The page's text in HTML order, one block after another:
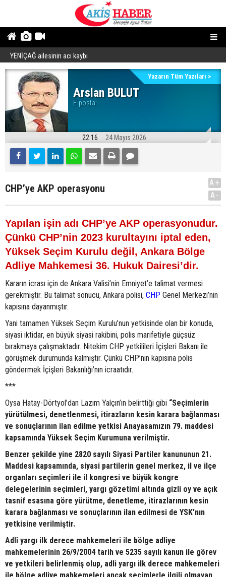
Fenerbahçe, Sturm Graz'ı iki golle yıktı!
YENİÇAĞ ailesinin acı kaybı
Arslan BULUT
E-posta:
Yazarın Tüm Yazıları >
22:16 24 Mayıs 2026
CHP’ye AKP operasyonu
A+
A-
Yapılan işin adı CHP’ye AKP operasyonudur.
Çünkü CHP’nin 2023 kurultayını iptal eden,
Yüksek Seçim Kurulu değil, Ankara Bölge
Adliye Mahkemesi 36. Hukuk Dairesi’dir.
Kararın icrası için de Ankara Valisi’nin Emniyet’e talimat vermesi
gerekmiştir. Bu talimat sonucu, Ankara polisi, CHP Genel Merkezi’nin
kapısına dayanmıştır.
Yani tamamen Yüksek Seçim Kurulu’nun yetkisinde olan bir konuda,
siyasi iktidar, en büyük siyasi rakibini, polis marifetiyle güçsüz
bırakmaya çalışmaktadır. Nitekim CHP yetkilileri İçişleri Bakanı ile
görüşmek durumunda kalmıştır. Çünkü CHP’nin kapısına polis
göndermek İçişleri Bakanlığı’nın icraatıdır.
***
Oysa Hatay-Dörtyol’dan Lazım Yalçın’ın belirttiği gibi “Seçimlerin
yürütülmesi, denetlenmesi, itirazların kesin karara bağlanması
ve sonuçlarının ilan edilme yetkisi Anayasamızın 79. maddesi
kapsamında Yüksek Seçim Kurumuna verilmiştir.
Benzer şekilde yine 2820 sayılı Siyasi Partiler kanununun 21.
Maddesi kapsamında, siyasi partilerin genel merkez, il ve ilçe
organları seçimleri ile il kongresi ve büyük kongre
delegelerinin seçimleri, yargı gözetimi altında gizli oy ve açık
tasnif esasına göre yürütme, denetleme, itirazlarının kesin
karara bağlanması ve sonuçlarının ilan edilmesi de YSK'nın
yetkisine verilmiştir.
Adlî yargı ilk derece mahkemeleri ile bölge adliye
mahkemelerinin 26/9/2004 tarih ve 5235 sayılı kanun ile görev
ve yetkileri belirlenmiş olup, adli yargı ilk derece mahkemeleri